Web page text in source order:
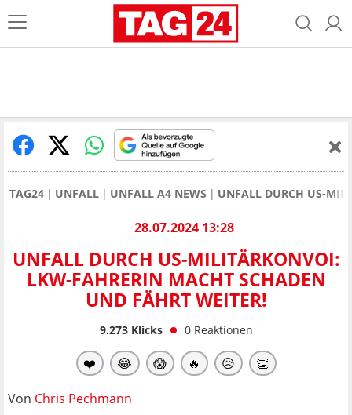
TAG24 UNFALL UNFALL A4 NEWS UNFALL DURCH US-
28.07.2024 13:28
UNFALL DURCH US-MILITÄRKONVOI:
LKW-FAHRERIN MACHT SCHADEN
UND FÄHRT WEITER!
9.273Klicks 0 Reaktionen
❤️ 😂 😱 🔥 😥 👏
Von Chris Pechmann